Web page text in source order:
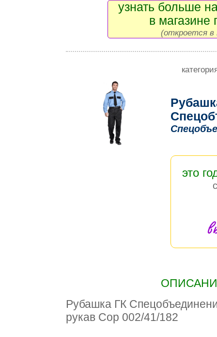
узнать больше
в магазине
(откроется в
это
Рубашка ГК
рукав Сор 002/41/182